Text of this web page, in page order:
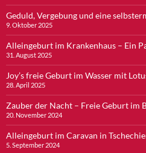
Geduld, Vergebung und eine
9. Oktober 2025
Alleingeburt im Krankenhaus – Ein
31. August 2025
Joy’s freie Geburt im Wasser mit
28. April 2025
Zauber der Nacht – Freie Geburt im
20. November 2024
Alleingeburt im Caravan in
5. September 2024